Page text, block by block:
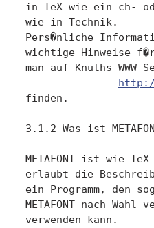
in TeX wie ein ch-
wie in Technik.
Pers�nliche
wichtige Hinweise
man auf Knuths WWW-
finden.
3.1.2 Was ist
METAFONT ist wie
erlaubt die
ein Programm, den
METAFONT nach
verwenden kann.